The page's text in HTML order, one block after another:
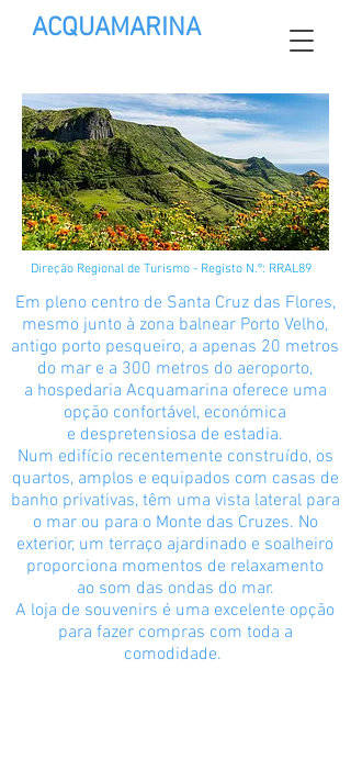
ACQUAMARINA
Em pleno centro de Santa Cruz das Flores,
mesmo junto à zona balnear Porto Velho,
antigo porto pesqueiro, a apenas 20 metros
do mar e a 300 metros do aeroporto,
a hospedaria Acquamarina oferece uma
opção confortável, económica
e despretensiosa de estadia.
Num edifício recentemente construído, os
quartos, amplos e equipados com casas de
banho privativas, têm uma vista lateral para
o mar ou para o Monte das Cruzes. No
exterior, um terraço ajardinado e soalheiro
proporciona momentos de relaxamento
ao som das ondas do mar.
A loja de souvenirs é uma excelente opção
para fazer compras com toda a
comodidade.
ACQUAMARINA
Flores
Direção Regional de Turismo - Registo N.º: RRAL89